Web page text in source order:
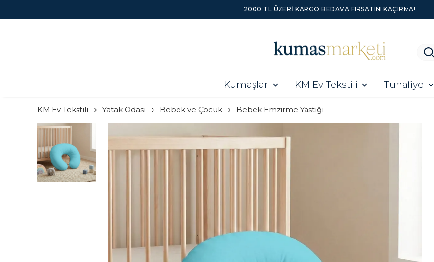
2000 TL ÜZERI KARGO BEDAVA FIRSATINI KAÇIRMA!
Kumaşlar KM Ev Tekstili Tuhafiye
KM Ev Tekstili Yatak Odası Bebek ve Çocuk Bebek Emzirme Yastığı